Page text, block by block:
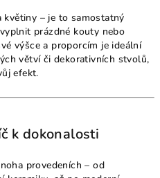
květiny – je to samostatný
prázdné kouty nebo
výšce a proporcím je ideální
větví či dekorativních stvolů,
efekt.
k dokonalosti
provedeních – od